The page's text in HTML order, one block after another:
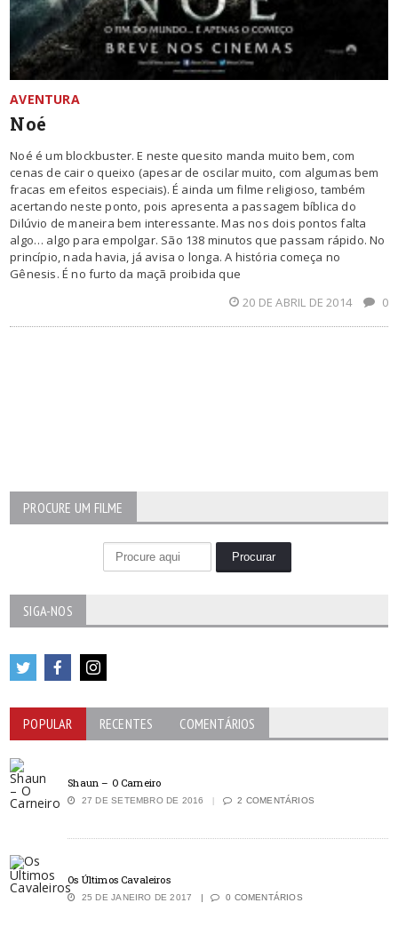
AVENTURA
Noé
Noé é um blockbuster. E neste quesito manda muito bem, com
cenas de cair o queixo (apesar de oscilar muito, com algumas bem
fracas em efeitos especiais). É ainda um filme religioso, também
acertando neste ponto, pois apresenta a passagem bíblica do
Dilúvio de maneira bem interessante. Mas nos dois pontos falta
algo… algo para empolgar. São 138 minutos que passam rápido. No
princípio, nada havia, já avisa o longa. A história começa no
Gênesis. É no furto da maçã proibida que
20 DE ABRIL DE 2014
0
PROCURE UM FILME
SIGA-NOS
POPULAR RECENTES COMENTÁRIOS
Shaun – O Carneiro
27 DE SETEMBRO DE 2016 2 COMENTÁRIOS
Os Últimos Cavaleiros
25 DE JANEIRO DE 2017 0 COMENTÁRIOS